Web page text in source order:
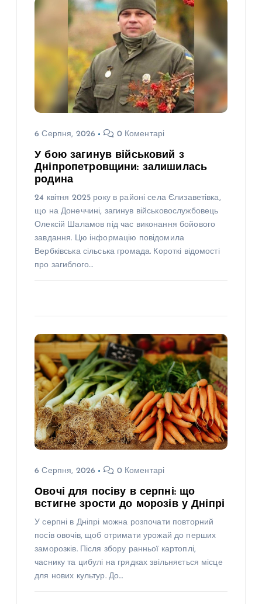
6 Серпня, 2026 0 Коментарі
У бою загинув військовий з
Дніпропетровщини: залишилась
родина
24 квітня 2025 року в районі села Єлизаветівка,
що на Донеччині, загинув військовослужбовець
Олексій Шаламов під час виконання бойового
завдання. Цю інформацію повідомила
Вербківська сільська громада. Короткі відомості
про загиблого…
6 Серпня, 2026 0 Коментарі
Овочі для посіву в серпні: що
встигне зрости до морозів у Дніпрі
У серпні в Дніпрі можна розпочати повторний
посів овочів, щоб отримати урожай до перших
заморозків. Після збору ранньої картоплі,
часнику та цибулі на грядках звільняється місце
для нових культур. До…